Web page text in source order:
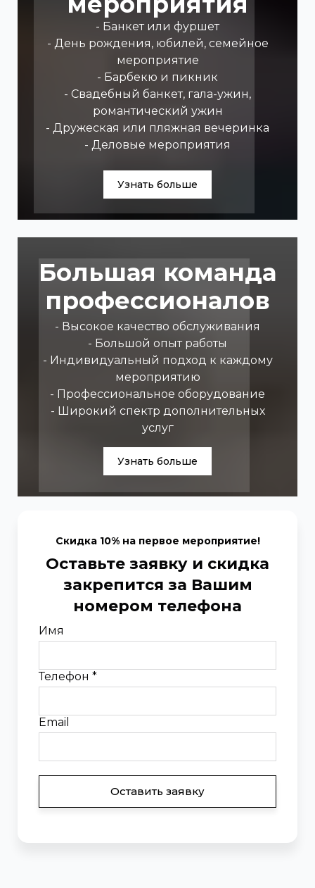
- Банкет или фуршет
- День рождения, юбилей, семейное
мероприятие
- Барбекю и пикник
- Свадебный банкет, гала-ужин,
романтический ужин
- Дружеская или пляжная вечеринка
- Деловые мероприятия
Узнать больше
Большая команда
профессионалов
- Высокое качество обслуживания
- Большой опыт работы
- Индивидуальный подход к каждому
мероприятию
- Профессиональное оборудование
- Широкий спектр дополнительных
услуг
Узнать больше
Скидка 10% на первое мероприятие!
Оставьте заявку и скидка
закрепится за Вашим
номером телефона
Имя
Телефон *
Email
Оставить заявку